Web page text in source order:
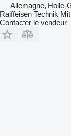
Allemagne, Holle-
Raiffeisen Technik
Contacter le vendeur